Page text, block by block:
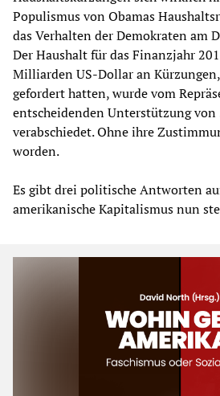
Populismus von Obamas
das Verhalten der Demokraten am
Der Haushalt für das Finanzjahr
Milliarden US-Dollar an
gefordert hatten, wurde vom
entscheidenden Unterstützung von
verabschiedet. Ohne ihre
worden.
Es gibt drei politische Antworten
amerikanische Kapitalismus nun